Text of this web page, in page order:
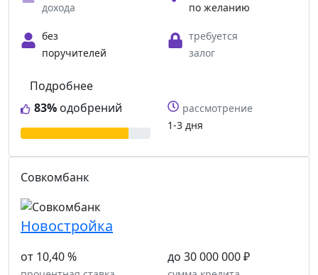
дохода
по желанию
без
поручителей
требуется
залог
83% одобрений
Подробнее
рассмотрение
1-3 дня
Совкомбанк
Новостройка
от 10,40 % до 30 000 000 ₽